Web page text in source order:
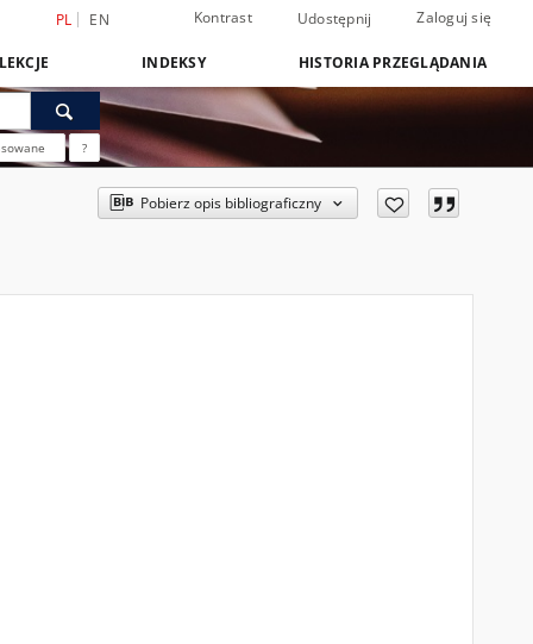
PL EN Kontrast Udostępnij Zaloguj się
INDEKSY HISTORIA PRZEGLĄDANIA
?
Pobierz opis bibliograficzny